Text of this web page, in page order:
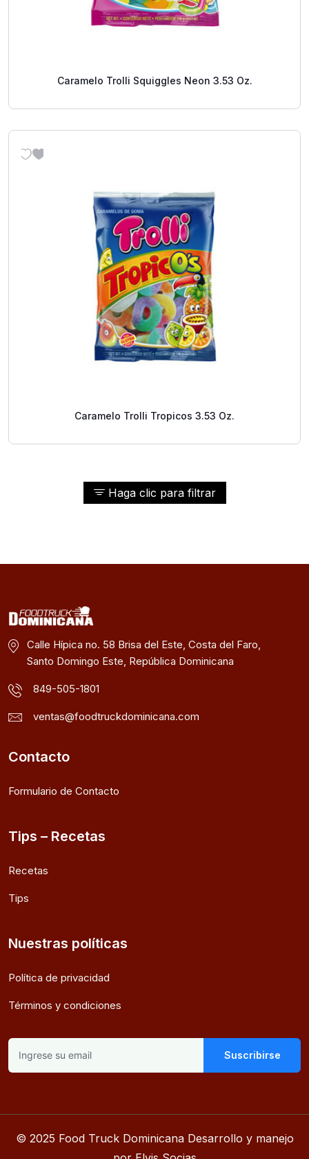
Haga clic para filtrar
Caramelo Trolli Squiggles Neon 3.53 Oz.
Caramelo Trolli Tropicos 3.53 Oz.
Calle Hípica no. 58 Brisa del Este, Costa del Faro,
Santo Domingo Este, República Dominicana
849-505-1801
ventas@foodtruckdominicana.com
Contacto
Formulario de Contacto
Tips – Recetas
Recetas
Tips
Nuestras políticas
Política de privacidad
Términos y condiciones
Suscribirse
© 2025 Food Truck Dominicana Desarrollo y manejo